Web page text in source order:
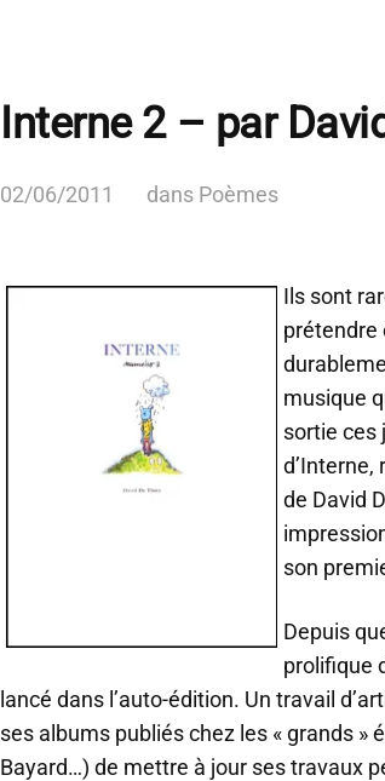
Interne 2 – par
02/06/2011 dans Poèmes
Ils sont
prétendre
musique
sortie ces
d’Interne,
de David
son
Depuis
prolifique
lancé dans l’auto-édition. Un travail
ses albums publiés chez les « grands »
Bayard…) de mettre à jour ses travaux